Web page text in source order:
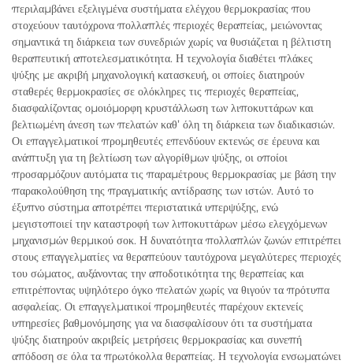
περιλαμβάνει εξελιγμένα συστήματα ελέγχου θερμοκρασίας που
στοχεύουν ταυτόχρονα πολλαπλές περιοχές θεραπείας, μειώνοντας
σημαντικά τη διάρκεια των συνεδριών χωρίς να θυσιάζεται η βέλτιστη
θεραπευτική αποτελεσματικότητα. Η τεχνολογία διαθέτει πλάκες
ψύξης με ακριβή μηχανολογική κατασκευή, οι οποίες διατηρούν
σταθερές θερμοκρασίες σε ολόκληρες τις περιοχές θεραπείας,
διασφαλίζοντας ομοιόμορφη κρυστάλλωση των λιποκυττάρων και
βελτιωμένη άνεση των πελατών καθ’ όλη τη διάρκεια των διαδικασιών.
Οι επαγγελματικοί προμηθευτές επενδύουν εκτενώς σε έρευνα και
ανάπτυξη για τη βελτίωση των αλγορίθμων ψύξης, οι οποίοι
προσαρμόζουν αυτόματα τις παραμέτρους θερμοκρασίας με βάση την
παρακολούθηση της πραγματικής αντίδρασης των ιστών. Αυτό το
έξυπνο σύστημα αποτρέπει περιστατικά υπερψύξης, ενώ
μεγιστοποιεί την καταστροφή των λιποκυττάρων μέσω ελεγχόμενων
μηχανισμών θερμικού σοκ. Η δυνατότητα πολλαπλών ζωνών επιτρέπει
στους επαγγελματίες να θεραπεύουν ταυτόχρονα μεγαλύτερες περιοχές
του σώματος, αυξάνοντας την αποδοτικότητα της θεραπείας και
επιτρέποντας υψηλότερο όγκο πελατών χωρίς να θιγούν τα πρότυπα
ασφαλείας. Οι επαγγελματικοί προμηθευτές παρέχουν εκτενείς
υπηρεσίες βαθμονόμησης για να διασφαλίσουν ότι τα συστήματα
ψύξης διατηρούν ακριβείς μετρήσεις θερμοκρασίας και συνεπή
απόδοση σε όλα τα πρωτόκολλα θεραπείας. Η τεχνολογία ενσωματώνει